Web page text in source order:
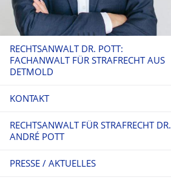
RECHTSANWALT DR. POTT:
FACHANWALT FÜR STRAFRECHT AUS
DETMOLD
KONTAKT
RECHTSANWALT FÜR STRAFRECHT DR.
ANDRÉ POTT
PRESSE / AKTUELLES